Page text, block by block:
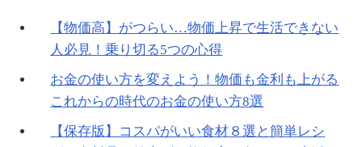
【物価高】がつらい…物価上昇で生活できない
人必見！乗り切る5つの心得
お金の使い方を変えよう！物価も金利も上がる
これからの時代のお金の使い方8選
【保存版】コスパがいい食材８選と簡単レシ